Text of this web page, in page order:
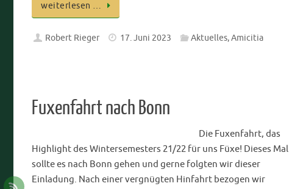
weiterlesen …
Robert Rieger 17. Juni 2023 Aktuelles,Amicitia
Fuxenfahrt nach Bonn
Die Fuxenfahrt, das
Highlight des Wintersemesters 21/22 für uns Füxe! Dieses Mal
sollte es nach Bonn gehen und gerne folgten wir dieser
Einladung. Nach einer vergnügten Hinfahrt bezogen wir